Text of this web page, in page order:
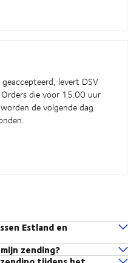
levert DSV
Orders die voor 15:00 uur
de volgende dag
Estland en
werkdagen voor FTL en LTL,
zending?